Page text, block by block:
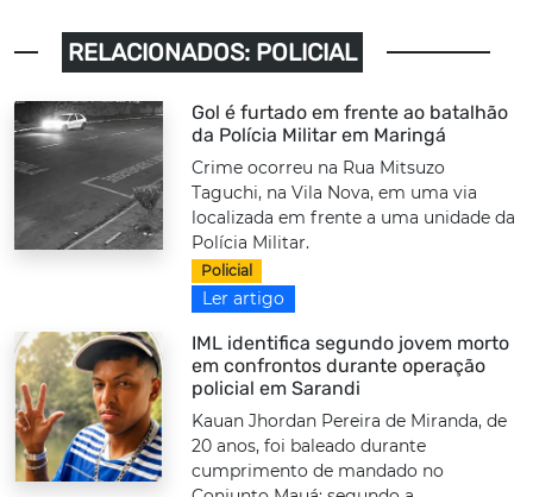
RELACIONADOS: POLICIAL
Gol é furtado em frente ao batalhão
da Polícia Militar em Maringá
Crime ocorreu na Rua Mitsuzo
Taguchi, na Vila Nova, em uma via
localizada em frente a uma unidade da
Polícia Militar.
Policial
Ler artigo
IML identifica segundo jovem morto
em confrontos durante operação
policial em Sarandi
Kauan Jhordan Pereira de Miranda, de
20 anos, foi baleado durante
cumprimento de mandado no